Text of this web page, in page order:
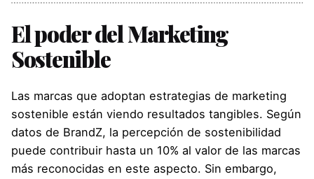
El poder del Marketing
Sostenible
Las marcas que adoptan estrategias de marketing
sostenible están viendo resultados tangibles. Según
datos de BrandZ, la percepción de sostenibilidad
puede contribuir hasta un 10% al valor de las marcas
más reconocidas en este aspecto. Sin embargo,